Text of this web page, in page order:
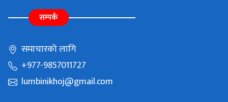
सम्पर्क
समाचारको लागि
+977-9857011727
lumbinikhoj@gmail.com